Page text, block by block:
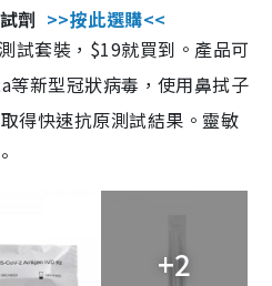
劑 >>按此選購<<
試套裝，$19就買到。產品可
新型冠狀病毒，使用鼻拭子
得快速抗原測試結果。靈敏
+2